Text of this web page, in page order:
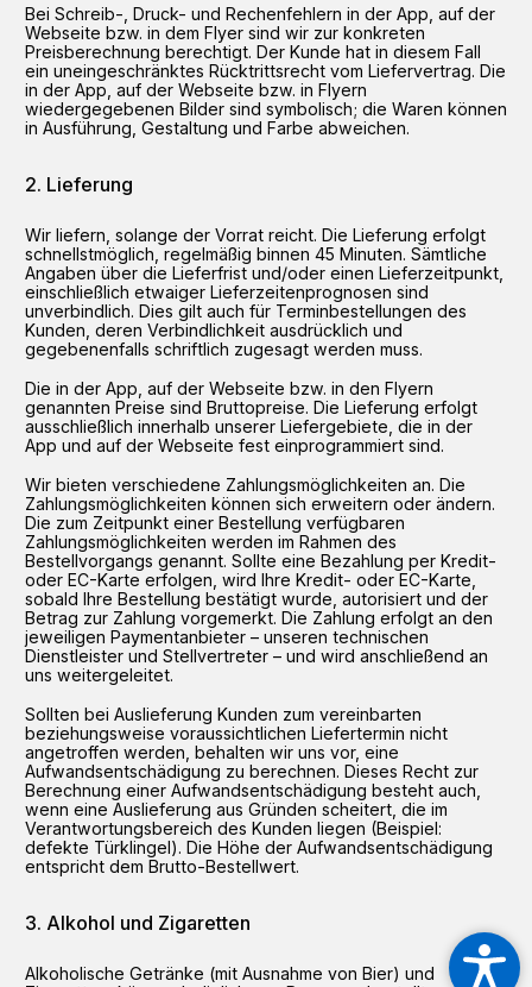
Bei Schreib-, Druck- und Rechenfehlern in der App, auf der
Webseite bzw. in dem Flyer sind wir zur konkreten
Preisberechnung berechtigt. Der Kunde hat in diesem Fall
ein uneingeschränktes Rücktrittsrecht vom Liefervertrag. Die
in der App, auf der Webseite bzw. in Flyern
wiedergegebenen Bilder sind symbolisch; die Waren können
in Ausführung, Gestaltung und Farbe abweichen.
Lieferung
Wir liefern, solange der Vorrat reicht. Die Lieferung erfolgt
schnellstmöglich, regelmäßig binnen 45 Minuten. Sämtliche
Angaben über die Lieferfrist und/oder einen Lieferzeitpunkt,
einschließlich etwaiger Lieferzeitenprognosen sind
unverbindlich. Dies gilt auch für Terminbestellungen des
Kunden, deren Verbindlichkeit ausdrücklich und
gegebenenfalls schriftlich zugesagt werden muss.
Die in der App, auf der Webseite bzw. in den Flyern
genannten Preise sind Bruttopreise. Die Lieferung erfolgt
ausschließlich innerhalb unserer Liefergebiete, die in der
App und auf der Webseite fest einprogrammiert sind.
Wir bieten verschiedene Zahlungsmöglichkeiten an. Die
Zahlungsmöglichkeiten können sich erweitern oder ändern.
Die zum Zeitpunkt einer Bestellung verfügbaren
Zahlungsmöglichkeiten werden im Rahmen des
Bestellvorgangs genannt. Sollte eine Bezahlung per Kredit-
oder EC-Karte erfolgen, wird Ihre Kredit- oder EC-Karte,
sobald Ihre Bestellung bestätigt wurde, autorisiert und der
Betrag zur Zahlung vorgemerkt. Die Zahlung erfolgt an den
jeweiligen Paymentanbieter – unseren technischen
Dienstleister und Stellvertreter – und wird anschließend an
uns weitergeleitet.
Sollten bei Auslieferung Kunden zum vereinbarten
beziehungsweise voraussichtlichen Liefertermin nicht
angetroffen werden, behalten wir uns vor, eine
Aufwandsentschädigung zu berechnen. Dieses Recht zur
Berechnung einer Aufwandsentschädigung besteht auch,
wenn eine Auslieferung aus Gründen scheitert, die im
Verantwortungsbereich des Kunden liegen (Beispiel:
defekte Türklingel). Die Höhe der Aufwandsentschädigung
entspricht dem Brutto-Bestellwert.
Alkohol und Zigaretten
Alkoholische Getränke (mit Ausnahme von Bier) und